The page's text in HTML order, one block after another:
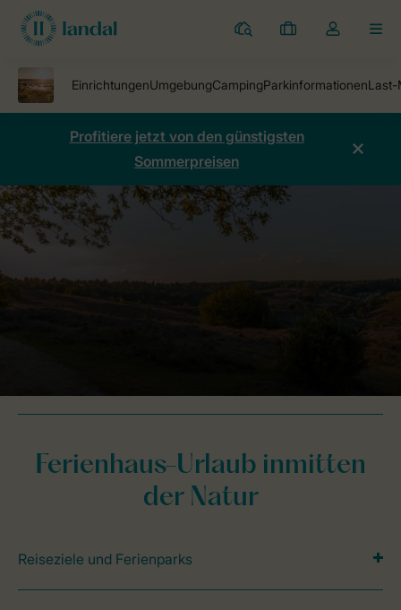
Ferienparks
Meine
Dropdown-
öffnen
Profitiere jetzt von den günstigsten
Sommerpreisen
Ferienparks Beach Resort Kamperland
Ferienhaus-Urlaub inmitten
der Natur
Reiseziele und Ferienparks